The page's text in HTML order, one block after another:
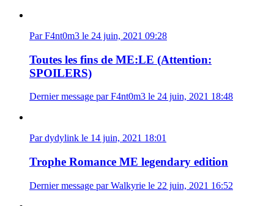
Par F4nt0m3 le 24 juin, 2021 09:28
Toutes les fins de ME:LE (Attention:
SPOILERS)
Dernier message par F4nt0m3 le 24 juin, 2021 18:48
Par dydylink le 14 juin, 2021 18:01
Trophe Romance ME legendary edition
Dernier message par Walkyrie le 22 juin, 2021 16:52